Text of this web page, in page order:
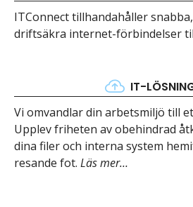
ITConnect tillhandahåller
driftsäkra internet-förbindelser
IT-
Vi omvandlar din arbetsmiljö till
Upplev friheten av obehindrad
dina filer och interna system
resande fot. Läs mer…